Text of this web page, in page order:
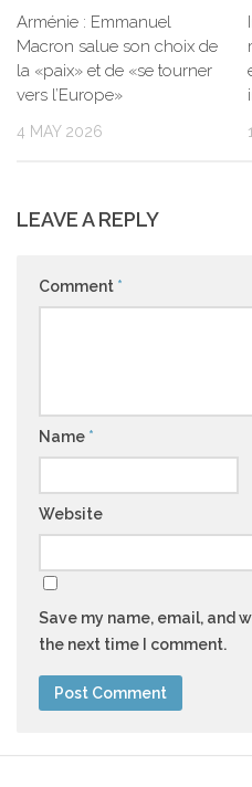
Arménie : Emmanuel
Macron salue son choix de
la «paix» et de «se tourner
vers l’Europe»
4 MAY 2026
LEAVE A REPLY
Comment *
Name *
Website
Save my name, email, and
the next time I comment.